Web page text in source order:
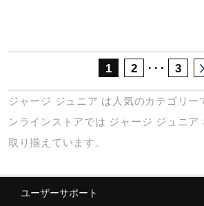
1 2 ･･･ 3
ジャージ ジュニア は人気のカテゴリー
ンラインストアでは ジャージ ジュニア
取り揃えています。
ユーザーサポート